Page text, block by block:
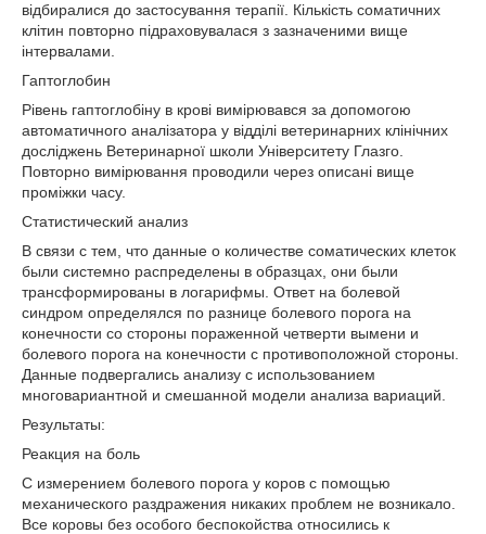
відбиралися до застосування терапії. Кількість соматичних
клітин повторно підраховувалася з зазначеними вище
інтервалами.
Гаптоглобин
Рівень гаптоглобіну в крові вимірювався за допомогою
автоматичного аналізатора у відділі ветеринарних клінічних
досліджень Ветеринарної школи Університету Глазго.
Повторно вимірювання проводили через описані вище
проміжки часу.
Статистический анализ
В связи с тем, что данные о количестве соматических клеток
были системно распределены в образцах, они были
трансформированы в логарифмы. Ответ на болевой
синдром определялся по разнице болевого порога на
конечности со стороны пораженной четверти вымени и
болевого порога на конечности с противоположной стороны.
Данные подвергались анализу с использованием
многовариантной и смешанной модели анализа вариаций.
Результаты:
Реакция на боль
С измерением болевого порога у коров с помощью
механического раздражения никаких проблем не возникало.
Все коровы без особого беспокойства относились к